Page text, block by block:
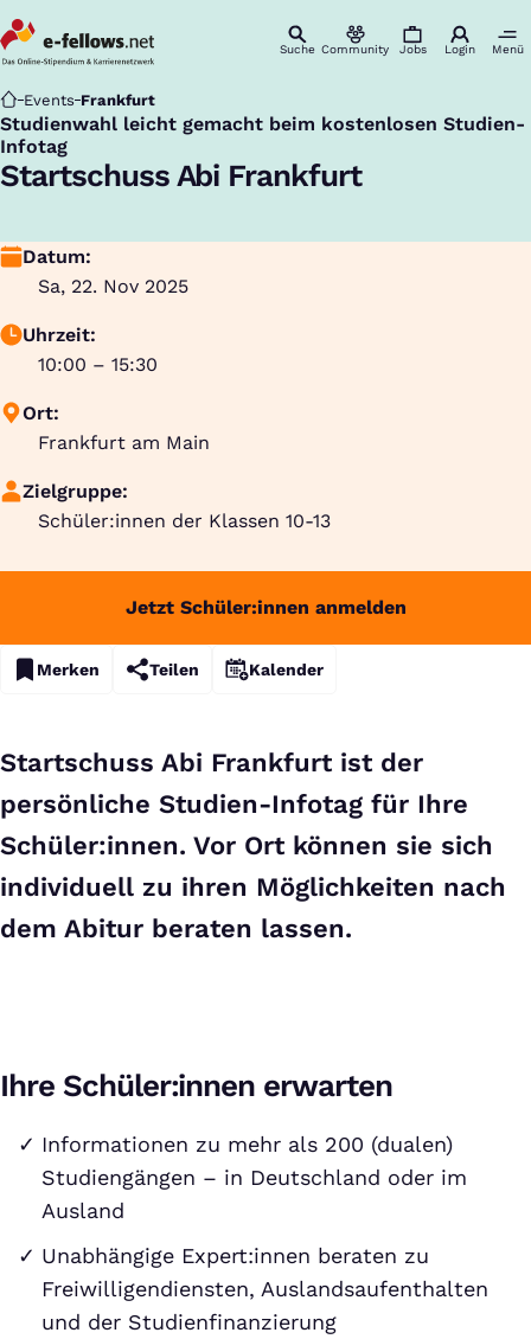
Suche Community Jobs Login Menü
Startseite
Events Frankfurt
Studienwahl leicht gemacht beim kostenlosen Studien-
Infotag
:
Startschuss Abi Frankfurt
Datum:
Sa, 22. Nov 2025
Uhrzeit:
10:00 – 15:30
Ort:
Frankfurt am Main
Zielgruppe:
Schüler:innen der Klassen 10-13
Jetzt Schüler:innen anmelden
Merken Teilen Kalender
Startschuss Abi Frankfurt ist der
persönliche Studien-Infotag für Ihre
Schüler:innen. Vor Ort können sie sich
individuell zu ihren Möglichkeiten nach
dem Abitur beraten lassen.
Ihre Schüler:innen erwarten
Informationen zu mehr als 200 (dualen)
Studiengängen – in Deutschland oder im
Ausland
Unabhängige Expert:innen beraten zu
Freiwilligendiensten, Auslandsaufenthalten
und der Studienfinanzierung